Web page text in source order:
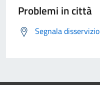
Problemi in città
Segnala disservizio